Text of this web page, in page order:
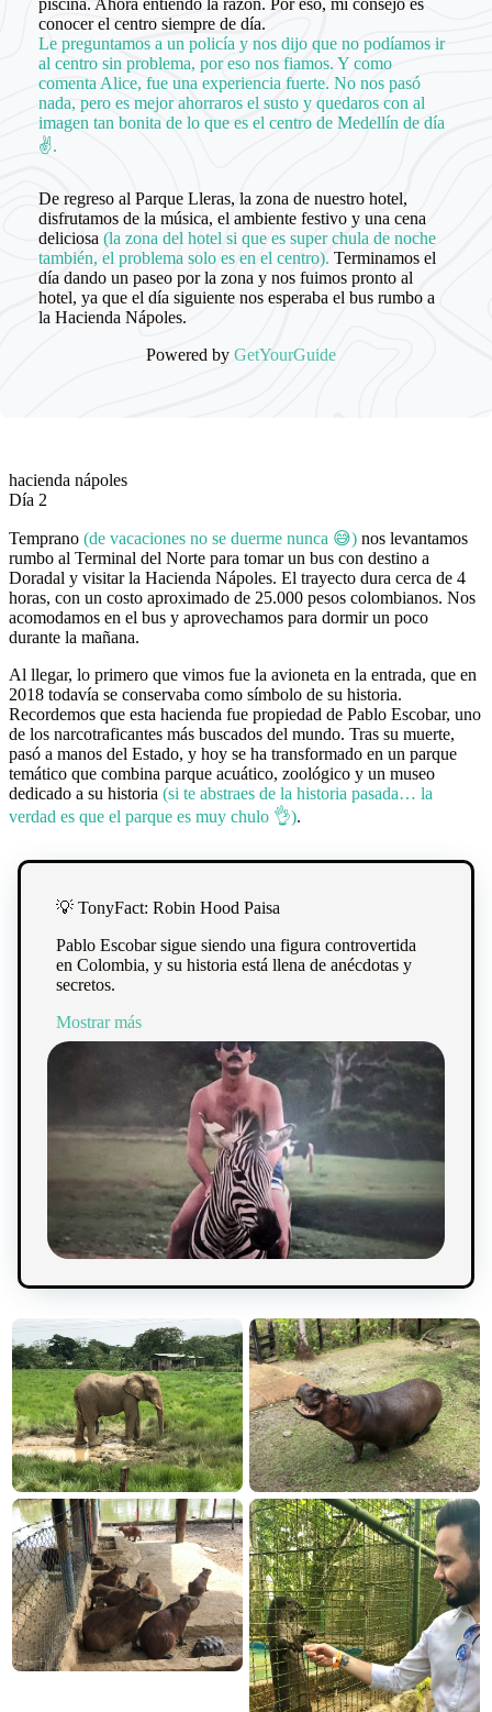
piscina. Ahora entiendo la razón. Por eso, mi consejo es
conocer el centro siempre de día.
Le preguntamos a un policía y nos dijo que no podíamos ir
al centro sin problema, por eso nos fiamos. Y como
comenta Alice, fue una experiencia fuerte. No nos pasó
nada, pero es mejor ahorraros el susto y quedaros con al
imagen tan bonita de lo que es el centro de Medellín de día
✌️.
De regreso al Parque Lleras, la zona de nuestro hotel,
disfrutamos de la música, el ambiente festivo y una cena
deliciosa (la zona del hotel si que es super chula de noche
también, el problema solo es en el centro). Terminamos el
día dando un paseo por la zona y nos fuimos pronto al
hotel, ya que el día siguiente nos esperaba el bus rumbo a
la Hacienda Nápoles.
Powered byGetYourGuide
hacienda nápoles
Día 2
Temprano (de vacaciones no se duerme nunca 😅) nos levantamos
rumbo al Terminal del Norte para tomar un bus con destino a
Doradal y visitar la Hacienda Nápoles. El trayecto dura cerca de 4
horas, con un costo aproximado de 25.000 pesos colombianos. Nos
acomodamos en el bus y aprovechamos para dormir un poco
durante la mañana.
Al llegar, lo primero que vimos fue la avioneta en la entrada, que en
2018 todavía se conservaba como símbolo de su historia.
Recordemos que esta hacienda fue propiedad de Pablo Escobar, uno
de los narcotraficantes más buscados del mundo. Tras su muerte,
pasó a manos del Estado, y hoy se ha transformado en un parque
temático que combina parque acuático, zoológico y un museo
dedicado a su historia (si te abstraes de la historia pasada… la
verdad es que el parque es muy chulo 👌).
💡 TonyFact: Robin Hood Paisa
Pablo Escobar sigue siendo una figura controvertida
en Colombia, y su historia está llena de anécdotas y
secretos.
Mostrar más